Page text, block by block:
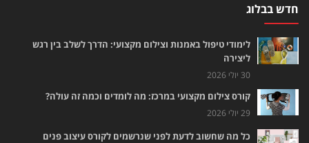
חדש בבלוג
לימודי טיפול באמנות וצילום מקצועי: הדרך לשלב בין רגש
ליצירה
30 יולי 2026
קורס צילום מקצועי במרכז: מה לומדים וכמה זה עולה?
29 יולי 2026
כל מה שחשוב לדעת לפני שנרשמים לקורס עיצוב פנים